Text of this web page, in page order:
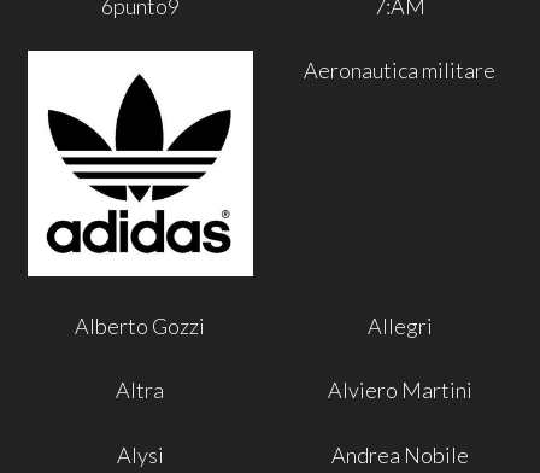
6punto9 7:AM
Aeronautica militare
Alberto Gozzi Allegri
Altra Alviero Martini
Alysi Andrea Nobile